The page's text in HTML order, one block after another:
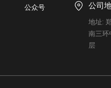
公司
地址:
南三环
层